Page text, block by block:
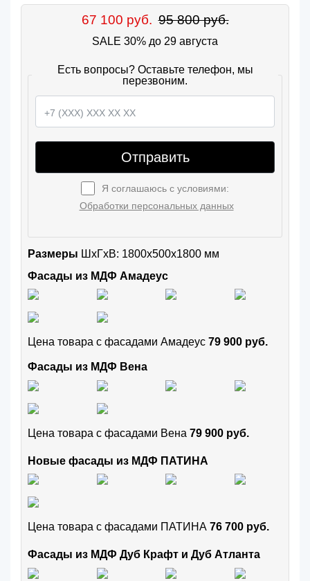
67 100 руб. 95 800 руб.
SALE 30% до 29 августа
Есть вопросы? Оставьте телефон, мы
перезвоним.
Отправить
Я соглашаюсь с условиями:
Обработки персональных данных
Размеры ШxГхВ: 1800x500x1800 мм
Фасады из МДФ Амадеус
Цена товара с фасадами Амадеус 79 900 руб.
Фасады из МДФ Вена
Цена товара с фасадами Вена 79 900 руб.
Новые фасады из МДФ ПАТИНА
Цена товара с фасадами ПАТИНА 76 700 руб.
Фасады из МДФ Дуб Крафт и Дуб Атланта